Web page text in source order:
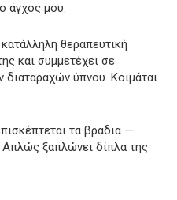
άγχος μου.
θεραπευτική
και συμμετέχει σε
ύπνου. Κοιμάται
τα βράδια —
ξαπλώνει δίπλα της